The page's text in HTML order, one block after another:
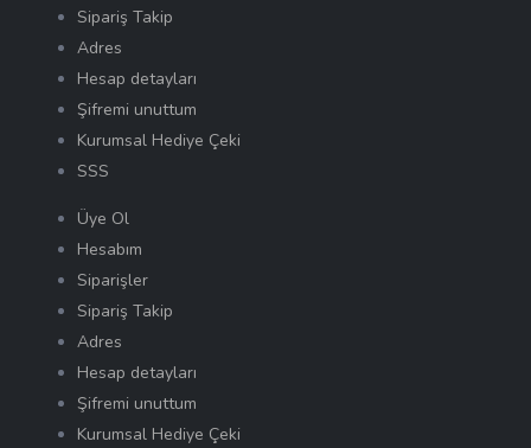
Sipariş Takip
Adres
Hesap detayları
Şifremi unuttum
Kurumsal Hediye Çeki
SSS
Üye Ol
Hesabım
Siparişler
Sipariş Takip
Adres
Hesap detayları
Şifremi unuttum
Kurumsal Hediye Çeki